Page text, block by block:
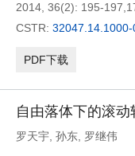
2014, 36(2): 195-
CSTR:
PDF下载
自由落体下的滚
罗天宇 孙东 罗继伟